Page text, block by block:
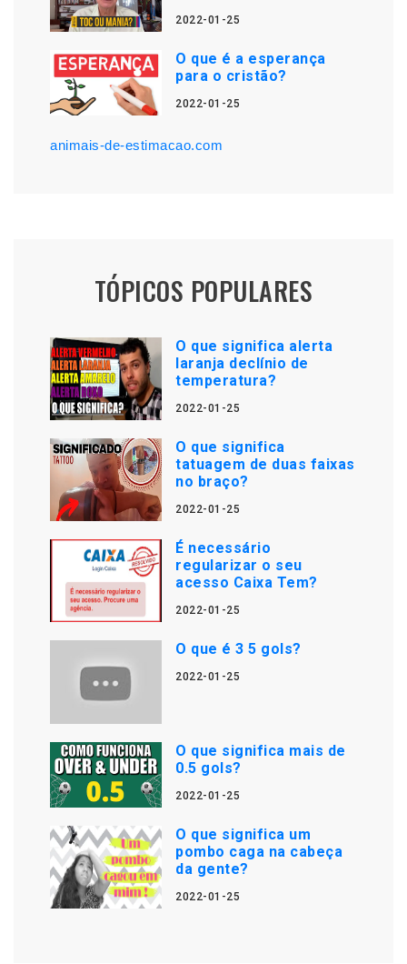
2022-01-25
O que é a esperança
para o cristão?
2022-01-25
animais-de-estimacao.com
TÓPICOS POPULARES
O que significa alerta
laranja declínio de
temperatura?
2022-01-25
O que significa
tatuagem de duas faixas
no braço?
2022-01-25
É necessário
regularizar o seu
acesso Caixa Tem?
2022-01-25
O que é 3 5 gols?
2022-01-25
O que significa mais de
0.5 gols?
2022-01-25
O que significa um
pombo caga na cabeça
da gente?
2022-01-25